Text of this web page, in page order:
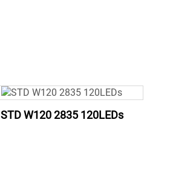
STD W120 2835 120LEDs